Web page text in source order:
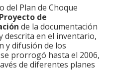
del Plan de Choque
Proyecto de
de la documentación
descrita en el inventario,
y difusión de los
prorrogó hasta el 2006,
de diferentes planes